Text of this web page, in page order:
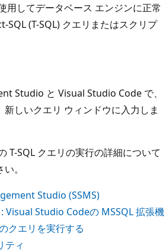
用してデータベース エンジンに正常
SQL (T-SQL) クエリまたはスクリプ
Studio と Visual Studio Code で、
しいクエリ ウィンドウに入力しま
T-SQL クエリの実行の詳細について
。
Studio (SSMS)
Visual Studio Codeの MSSQL 拡張機
クエリを実行する
ティ